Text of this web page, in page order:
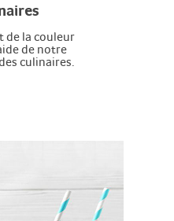
de la couleur
de notre
culinaires.